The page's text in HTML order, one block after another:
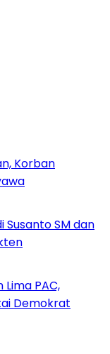
Korban
Susanto SM dan
PAC,
Demokrat